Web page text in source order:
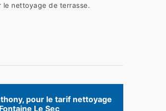
nettoyage de terrasse.
pour le tarif nettoyage
Le Sec